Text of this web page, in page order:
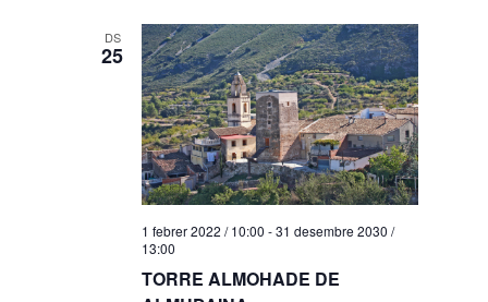
DS
25
TORRE ALMOHADE DE
1 febrer 2022 / 10:00 -31 desembre 2030 /
13:00